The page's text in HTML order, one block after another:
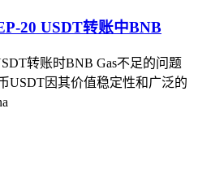
20 USDT转账中BNB
转账时BNB Gas不足的问题
USDT因其价值稳定性和广泛的